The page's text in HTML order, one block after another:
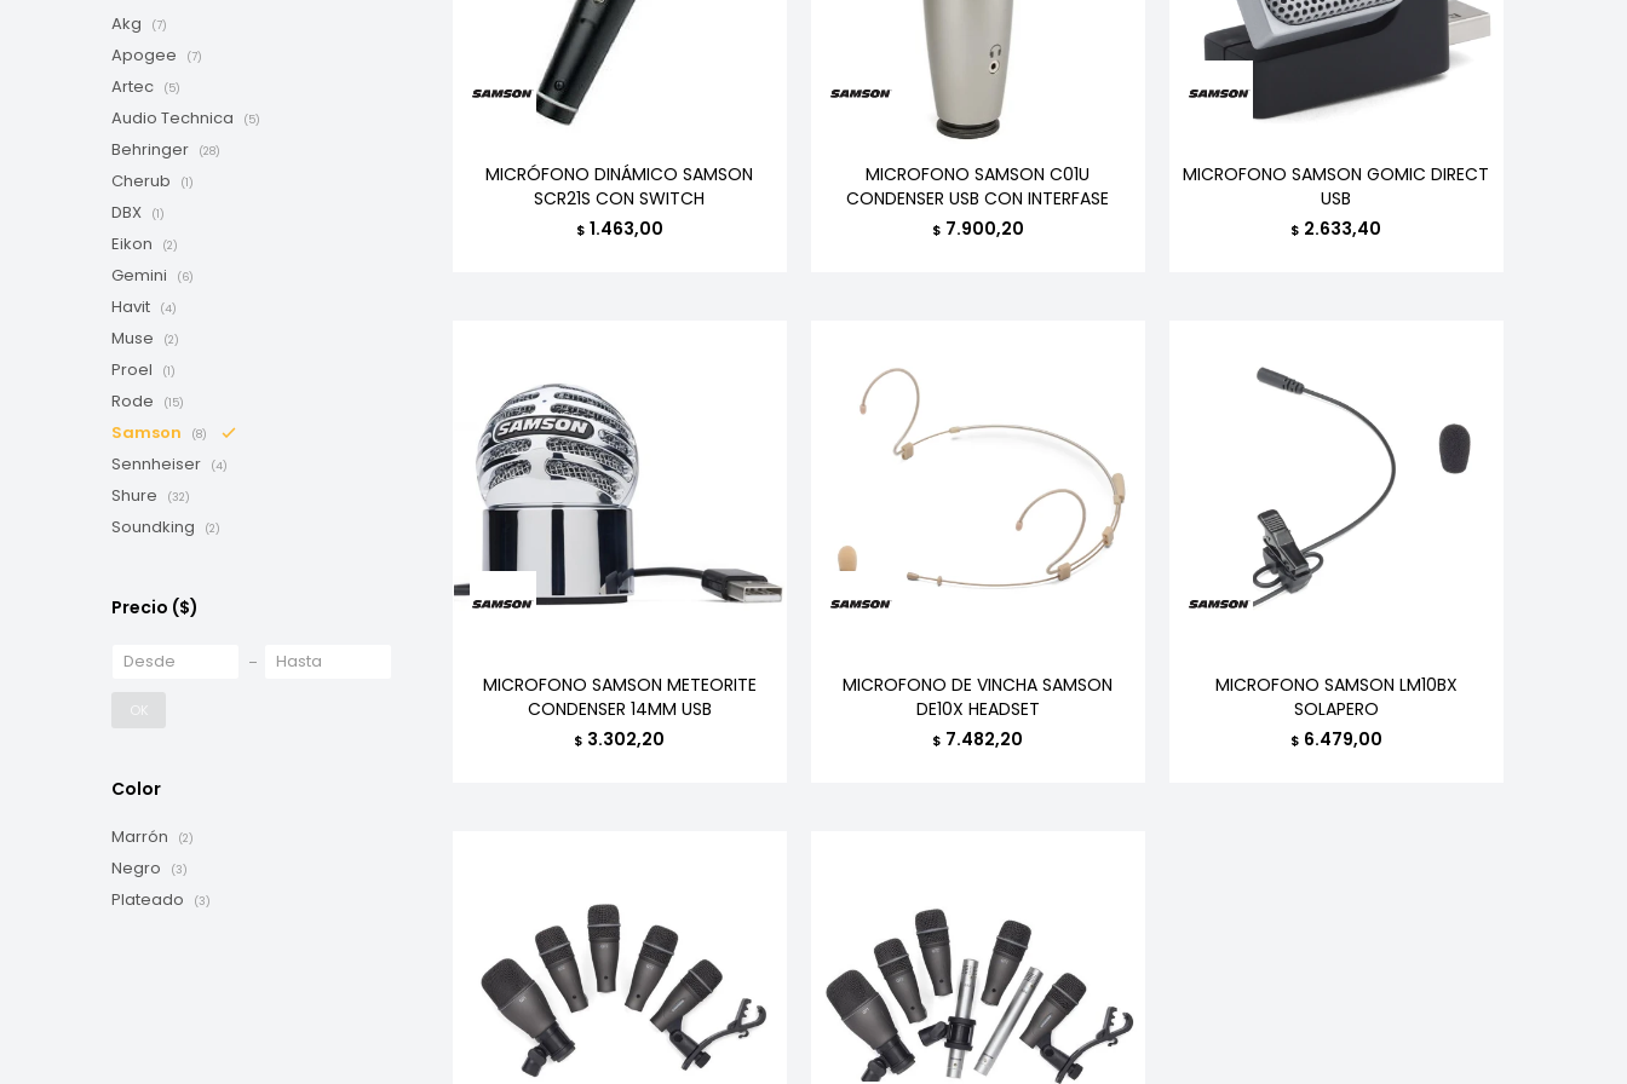
MICRÓFONO DINÁMICO SAMSON
SCR21S CON SWITCH
$ 1.463,00
MICROFONO SAMSON C01U
CONDENSER USB CON INTERFASE
$ 7.900,20
MICROFONO SAMSON GOMIC DIRECT
USB
$ 2.633,40
MICROFONO SAMSON METEORITE
CONDENSER 14MM USB
$ 3.302,20
MICROFONO DE VINCHA SAMSON
DE10X HEADSET
$ 7.482,20
MICROFONO SAMSON LM10BX
SOLAPERO
$ 6.479,00
Akg (7)
Apogee (7)
Artec (5)
Audio Technica (5)
Behringer (28)
Cherub (1)
DBX (1)
Eikon (2)
Gemini (6)
Havit (4)
Muse (2)
Proel (1)
Rode (15)
Samson (8)
Sennheiser (4)
Shure (32)
Soundking (2)
Precio ($)
OK
Color
Marrón (2)
Negro (3)
Plateado (3)